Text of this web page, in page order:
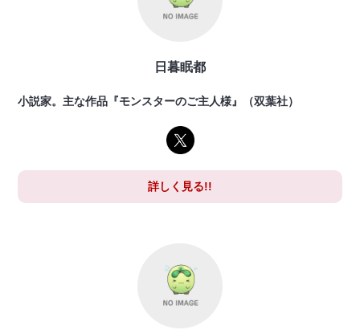
日暮眠都
小説家。主な作品『モンスターのご主人様』（双葉社）
詳しく見る!!